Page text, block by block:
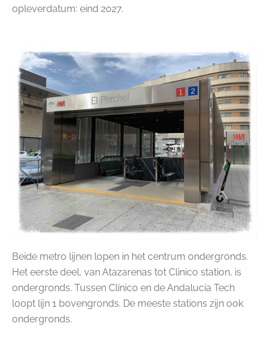
opleverdatum: eind 2027.
Beide metro lijnen lopen in het centrum ondergronds.
Het eerste deel, van Atazarenas tot Clinico station, is
ondergronds. Tussen Clínico en de Andalucía Tech
loopt lijn 1 bovengronds. De meeste stations zijn ook
ondergronds.